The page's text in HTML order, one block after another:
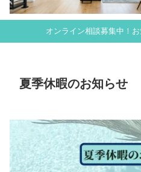
オンライン相談募集中！
夏季休暇のお知らせ